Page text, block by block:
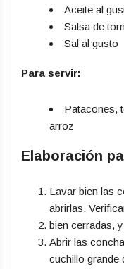
Aceite al
Salsa de
Sal al gusto
Para servir:
Patacones,
arroz
Elaboración
Lavar bien las
abrirlas.
bien cerradas,
Abrir las
cuchillo grande